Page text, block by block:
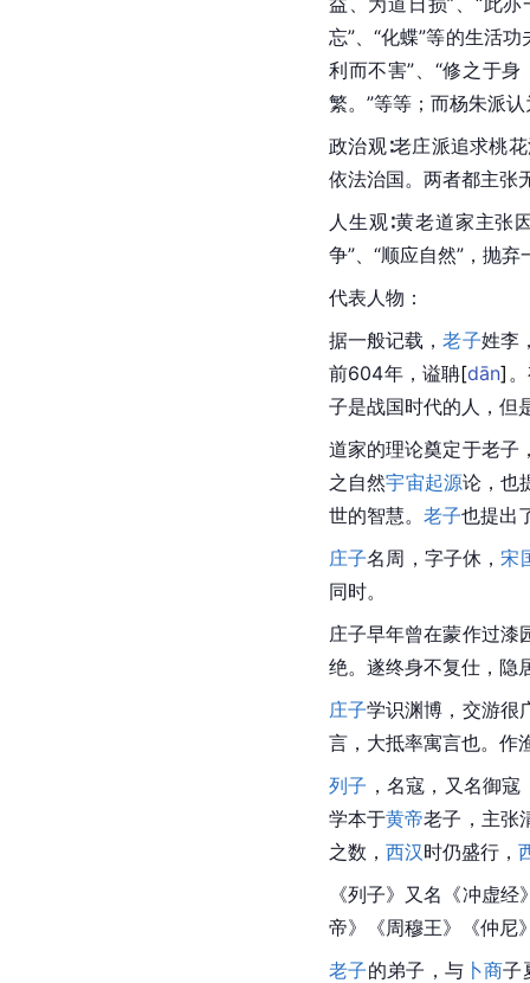
忘”、“化蝶”等的生活
利而不害”、“修之于
繁。”等等；而杨朱派
政治观∶老庄派追求桃
依法治国。两者都主张
人生观∶黄老道家主张
争”、“顺应自然”，抛
代表人物：
据一般记载，老子姓李
前604年，谥聃[dān]
子是战国时代的人，但
道家的理论奠定于老子
之自然宇宙起源论，也
世的智慧。 老子也提出
庄子名周，字子休，宋
同时。
庄子早年曾在蒙作过漆
绝。遂终身不复仕，隐
庄子学识渊博，交游很
言，大抵率寓言也。作
列子 ，名寇，又名御寇
学本于黄帝老子 ，主张
之数， 西汉时仍盛行，
《列子》又名《冲虚经
帝》《周穆王》《仲尼
老子的弟子，与 卜商子